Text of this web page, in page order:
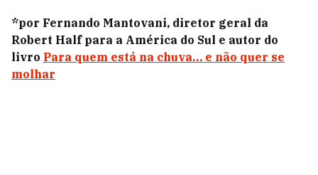
*por Fernando Mantovani, diretor geral da
Robert Half para a América do Sul e autor do
livro Para quem está na chuva… e não quer se
molhar